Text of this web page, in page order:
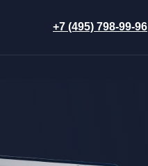
+7 (495) 798-99-96